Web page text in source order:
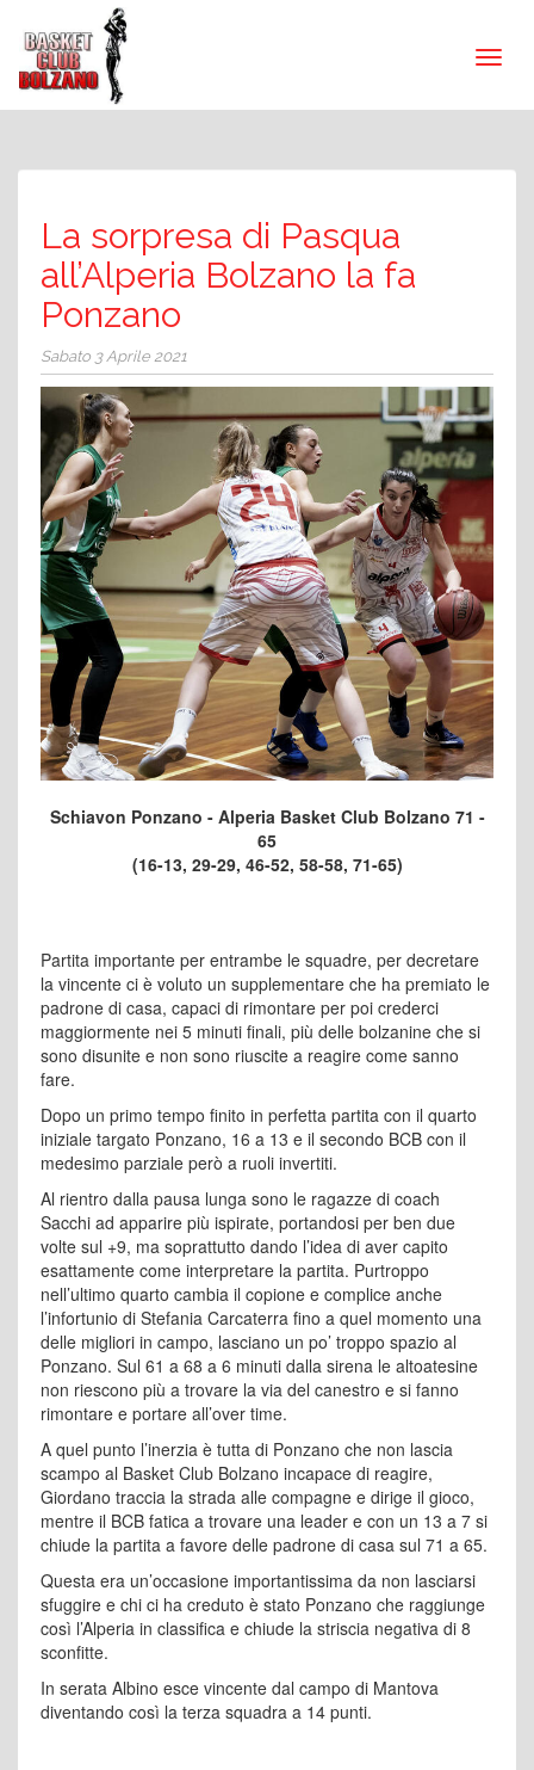
La sorpresa di Pasqua
all’Alperia Bolzano la fa
Ponzano
Sabato 3 Aprile 2021
Schiavon Ponzano - Alperia Basket Club Bolzano 71 -
65
(16-13, 29-29, 46-52, 58-58, 71-65)
Partita importante per entrambe le squadre, per decretare
la vincente ci è voluto un supplementare che ha premiato le
padrone di casa, capaci di rimontare per poi crederci
maggiormente nei 5 minuti finali, più delle bolzanine che si
sono disunite e non sono riuscite a reagire come sanno
fare.
Dopo un primo tempo finito in perfetta partita con il quarto
iniziale targato Ponzano, 16 a 13 e il secondo BCB con il
medesimo parziale però a ruoli invertiti.
Al rientro dalla pausa lunga sono le ragazze di coach
Sacchi ad apparire più ispirate, portandosi per ben due
volte sul +9, ma soprattutto dando l’idea di aver capito
esattamente come interpretare la partita. Purtroppo
nell’ultimo quarto cambia il copione e complice anche
l’infortunio di Stefania Carcaterra fino a quel momento una
delle migliori in campo, lasciano un po’ troppo spazio al
Ponzano. Sul 61 a 68 a 6 minuti dalla sirena le altoatesine
non riescono più a trovare la via del canestro e si fanno
rimontare e portare all’over time.
A quel punto l’inerzia è tutta di Ponzano che non lascia
scampo al Basket Club Bolzano incapace di reagire,
Giordano traccia la strada alle compagne e dirige il gioco,
mentre il BCB fatica a trovare una leader e con un 13 a 7 si
chiude la partita a favore delle padrone di casa sul 71 a 65.
Questa era un’occasione importantissima da non lasciarsi
sfuggire e chi ci ha creduto è stato Ponzano che raggiunge
così l’Alperia in classifica e chiude la striscia negativa di 8
sconfitte.
In serata Albino esce vincente dal campo di Mantova
diventando così la terza squadra a 14 punti.